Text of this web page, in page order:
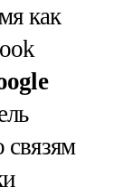
как
связям